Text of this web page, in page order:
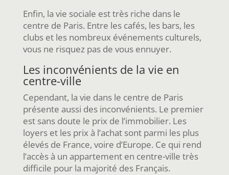
Enfin, la vie sociale est très riche dans le
centre de Paris. Entre les cafés, les bars, les
clubs et les nombreux événements culturels,
vous ne risquez pas de vous ennuyer.
Les inconvénients de la vie en
centre-ville
Cependant, la vie dans le centre de Paris
présente aussi des inconvénients. Le premier
est sans doute le prix de l’immobilier. Les
loyers et les prix à l’achat sont parmi les plus
élevés de France, voire d’Europe. Ce qui rend
l’accès à un appartement en centre-ville très
difficile pour la majorité des Français.